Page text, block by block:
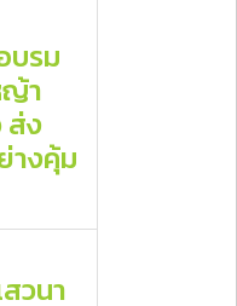
บรม
ญ้า
ส่ง
างคุ้ม
วนา